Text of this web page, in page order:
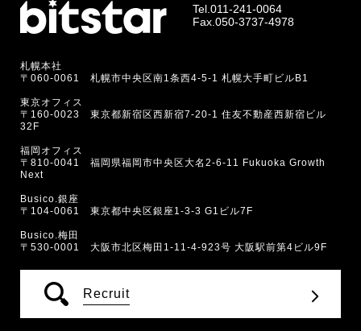
Tel. 011-241-0064
Fax.050-3737-4978
札幌本社
〒060-0061 札幌市中央区南1条西4-5-1 札幌大手町ビルB1
東京オフィス
〒160-0023 東京都新宿区西新宿7-20-1 住友不動産西新宿ビル
32F
福岡オフィス
〒810-0041 福岡県福岡市中央区大名2-6-11 Fukuoka Growth
Next
Busico.銀座
〒104-0061 東京都中央区銀座1-3-3 G1ビル7F
Busico.梅田
〒530-0001 大阪市北区梅田1-11-4-923号 大阪駅前第4ビル9F
Recruit